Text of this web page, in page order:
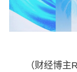
（财经博主